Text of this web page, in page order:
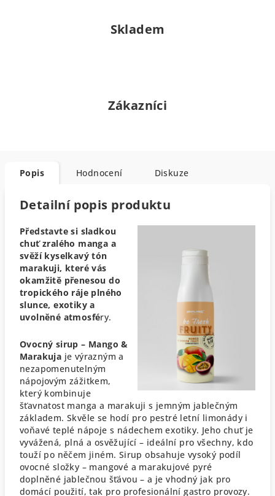
Skladem
Zákazníci
Popis Hodnocení Diskuze
Detailní popis produktu
Představte si sladkou
chuť zralého manga a
svěží kyselkavý tón
marakuji, které vás
okamžitě přenesou do
tropického ráje plného
slunce, exotiky a
uvolněné atmosféry.
Ovocný sirup – Mango &
Marakuja je výrazným a
nezapomenutelným
nápojovým zážitkem,
který kombinuje
šťavnatost manga a marakuji s jemným jablečným
základem. Skvěle se hodí pro pestré letní limonády i
voňavé teplé nápoje s nádechem exotiky. Jeho chuť je
vyvážená, plná a osvěžující – ideální pro všechny, kdo
touží po něčem jiném. Sirup obsahuje vysoký podíl
ovocné složky – mangové a marakujové pyré
doplněné jablečnou šťávou – a je vhodný jak pro
domácí použití, tak pro profesionální gastro provozy.